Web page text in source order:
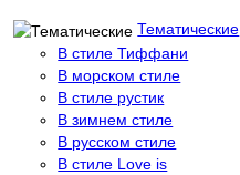
Тематические
В стиле Тиффани
В морском стиле
В стиле рустик
В зимнем стиле
В русском стиле
В стиле Love is